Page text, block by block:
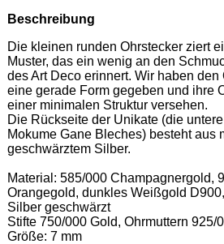
Beschreibung
Die kleinen runden Ohrstecker ziert
Muster, das ein wenig an den
des Art Deco erinnert. Wir haben den
eine gerade Form gegeben und ihre
einer minimalen Struktur versehen.
Die Rückseite der Unikate (die
Mokume Gane Bleches) besteht aus
geschwärztem Silber.
Material: 585/000 Champagnergold,
Orangegold, dunkles Weißgold
Silber geschwärzt
Stifte 750/000 Gold, Ohrmuttern 925/
Größe: 7 mm